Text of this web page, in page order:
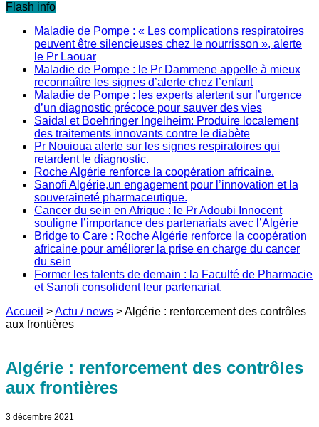
Flash info
Maladie de Pompe : « Les complications respiratoires
peuvent être silencieuses chez le nourrisson », alerte
le Pr Laouar
Maladie de Pompe : le Pr Dammene appelle à mieux
reconnaître les signes d’alerte chez l’enfant
Maladie de Pompe : les experts alertent sur l’urgence
d’un diagnostic précoce pour sauver des vies
Saidal et Boehringer Ingelheim: Produire localement
des traitements innovants contre le diabète
Pr Nouioua alerte sur les signes respiratoires qui
retardent le diagnostic.
Roche Algérie renforce la coopération africaine.
Sanofi Algérie,un engagement pour l’innovation et la
souveraineté pharmaceutique.
Cancer du sein en Afrique : le Pr Adoubi Innocent
souligne l’importance des partenariats avec l’Algérie
Bridge to Care : Roche Algérie renforce la coopération
africaine pour améliorer la prise en charge du cancer
du sein
Former les talents de demain : la Faculté de Pharmacie
et Sanofi consolident leur partenariat.
Accueil >Actu / news >Algérie : renforcement des contrôles
aux frontières
Algérie : renforcement des contrôles
aux frontières
3 décembre 2021